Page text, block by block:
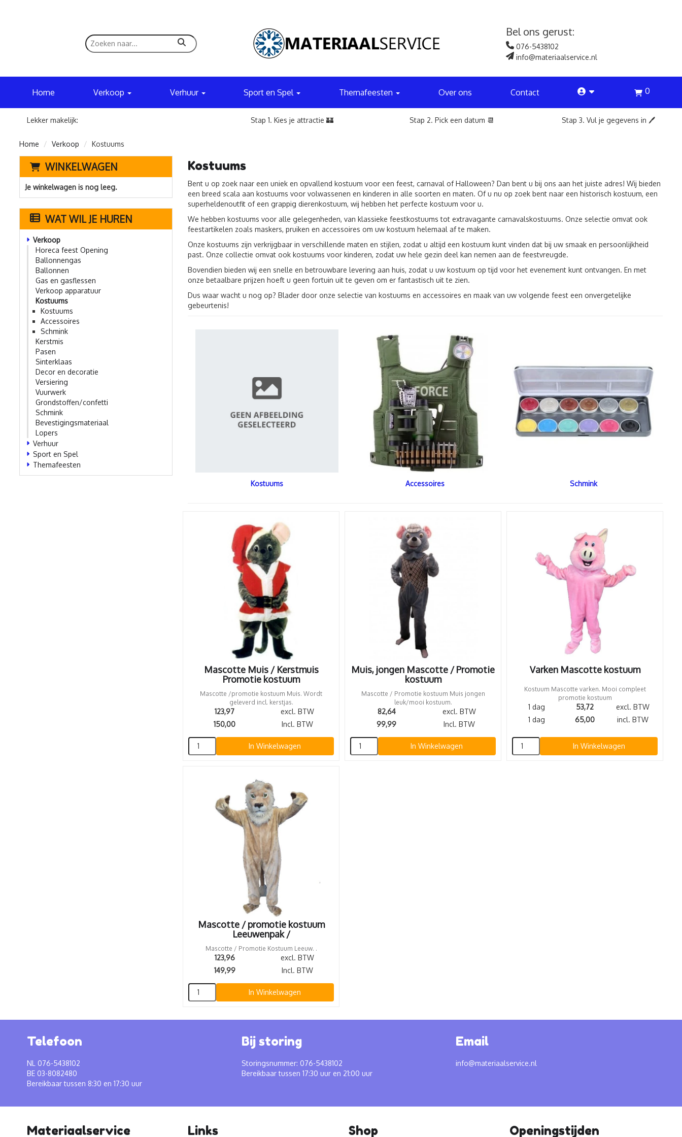
zoeken
Bel ons gerust:
076-5438102
info@materiaalservice.nl
Home Verkoop Verhuur Sport en Spel Themafeesten Over ons Contact account 0
Lekker makelijk: Stap 1. Kies je attractie 🏰 Stap 2. Pick een datum 📆 Stap 3. Vul je gegevens in 🖊️
Home Verkoop Kostuums
WINKELWAGEN
Je winkelwagen is nog leeg.
WAT WIL JE HUREN
Verkoop
Horeca feest Opening
Ballonnengas
Ballonnen
Gas en gasflessen
Verkoop apparatuur
Kostuums
Kostuums
Accessoires
Schmink
Kerstmis
Pasen
Sinterklaas
Decor en decoratie
Versiering
Vuurwerk
Grondstoffen/confetti
Schmink
Bevestigingsmateriaal
Lopers
Verhuur
Sport en Spel
Themafeesten
Kostuums
Bent u op zoek naar een uniek en opvallend kostuum voor een feest, carnaval of Halloween? Dan bent u bij ons aan het juiste adres! Wij bieden
een breed scala aan kostuums voor volwassenen en kinderen in alle soorten en maten. Of u nu op zoek bent naar een historisch kostuum, een
superheldenoutfit of een grappig dierenkostuum, wij hebben het perfecte kostuum voor u.
We hebben kostuums voor alle gelegenheden, van klassieke feestkostuums tot extravagante carnavalskostuums. Onze selectie omvat ook
feestartikelen zoals maskers, pruiken en accessoires om uw kostuum helemaal af te maken.
Onze kostuums zijn verkrijgbaar in verschillende maten en stijlen, zodat u altijd een kostuum kunt vinden dat bij uw smaak en persoonlijkheid
past. Onze collectie omvat ook kostuums voor kinderen, zodat uw hele gezin deel kan nemen aan de feestvreugde.
Bovendien bieden wij een snelle en betrouwbare levering aan huis, zodat u uw kostuum op tijd voor het evenement kunt ontvangen. En met
onze betaalbare prijzen hoeft u geen fortuin uit te geven om er fantastisch uit te zien.
Dus waar wacht u nog op? Blader door onze selectie van kostuums en accessoires en maak van uw volgende feest een onvergetelijke
gebeurtenis!
Kostuums Accessoires Schmink
Mascotte Muis / Kerstmuis
Promotie kostuum
Mascotte /promotie kostuum Muis. Wordt
geleverd incl. kerstjas.
123,97
excl. BTW
150,00
Incl. BTW
In Winkelwagen
Muis, jongen Mascotte / Promotie
kostuum
Mascotte / Promotie kostuum Muis jongen
leuk/mooi kostuum.
82,64
excl. BTW
99,99
Incl. BTW
In Winkelwagen
Varken Mascotte kostuum
Kostuum Mascotte varken. Mooi compleet
promotie kostuum
1 dag 53,72
excl. BTW
1 dag
65,00 incl. BTW
In Winkelwagen
Mascotte / promotie kostuum
Leeuwenpak /
Mascotte / Promotie Kostuum Leeuw. .
123,96
excl. BTW
149,99
Incl. BTW
In Winkelwagen
Telefoon
NL 076-5438102
BE 03-8082480
Bereikbaar tussen 8:30 en 17:30 uur
Bij storing
Storingsnummer: 076-5438102
Bereikbaar tussen 17:30 uur en 21:00 uur
Email
info@materiaalservice.nl
Materiaalservice Links Shop Openingstijden